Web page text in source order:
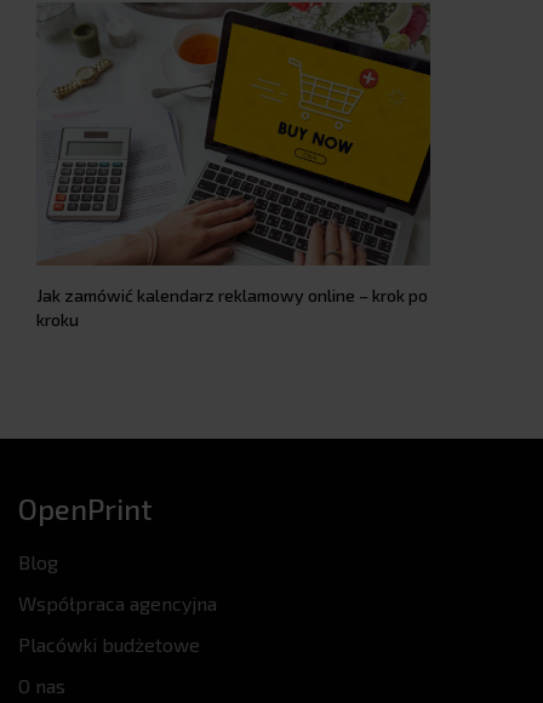
Jak zamówić kalendarz reklamowy online – krok po
kroku
OpenPrint
Blog
Współpraca agencyjna
Placówki budżetowe
O nas